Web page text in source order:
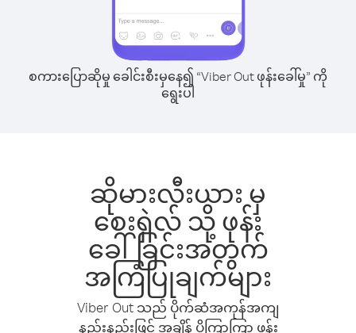
စကားပြောဆိုမှု ခေါင်းစီးမှနေ၍ “Viber Out ဖုန်းခေါ်မှု” ကို
ရွေးပါ
ဆိုမားလီးယား မှ
စေးရှဲလ် သို့ ဖုန်း
ခေါ်ခြင်းအတွက်
အကြံပြုချက်များ
Viber Out သည် ပိုက်ဆံအကုန်အကျ
နည်းနည်းဖြင့် အချိန် ပိုကြာကြာ ဖုန်း